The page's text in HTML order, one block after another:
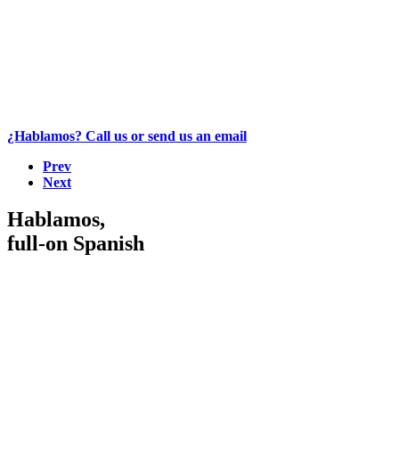
¿Hablamos? Call us or send us an email
Prev
Next
Hablamos,
full-on Spanish